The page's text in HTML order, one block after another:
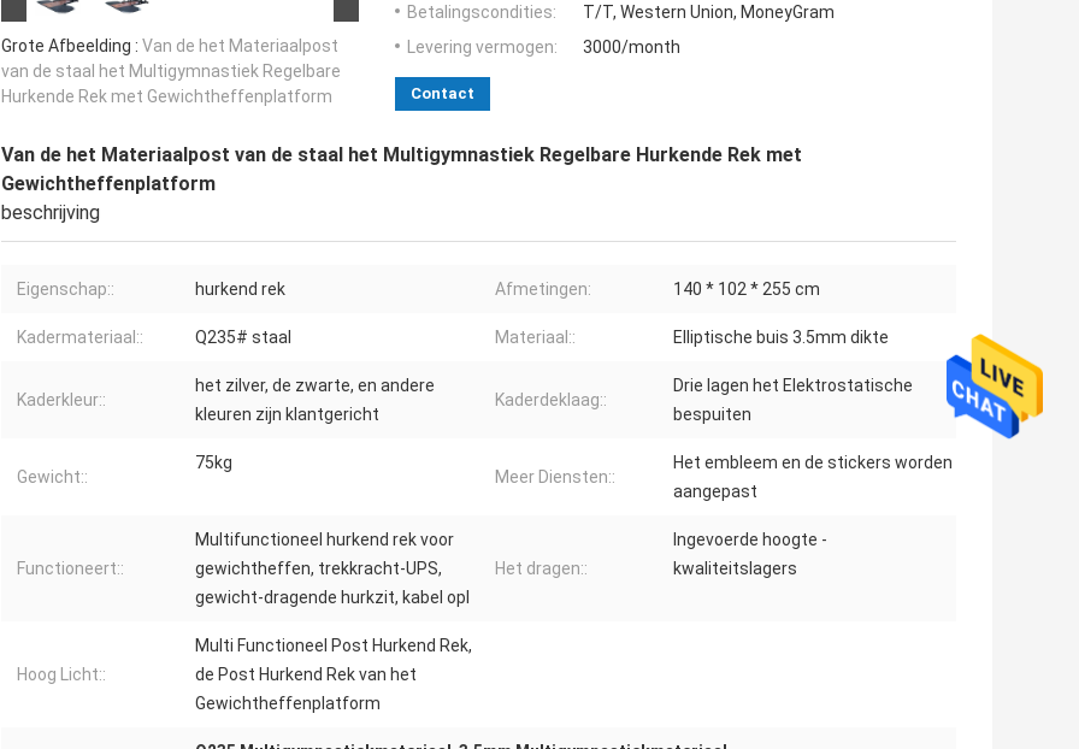
Grote Afbeelding : Van de het Materiaalpost
van de staal het Multigymnastiek Regelbare
Hurkende Rek met Gewichtheffenplatform
Betalingscondities:
T/T, Western Union, MoneyGram
Levering vermogen:
3000/month
Contact
Van de het Materiaalpost van de staal het Multigymnastiek Regelbare Hurkende Rek met
Gewichtheffenplatform
beschrijving
Eigenschap:: hurkend rek Afmetingen: 140 * 102 * 255 cm
Kadermateriaal:: Q235# staal Materiaal:: Elliptische buis 3.5mm dikte
Kaderkleur::
het zilver, de zwarte, en andere
kleuren zijn klantgericht
Kaderdeklaag::
Drie lagen het Elektrostatische
bespuiten
Gewicht::
75kg
Meer Diensten::
Het embleem en de stickers worden
aangepast
Functioneert::
Multifunctioneel hurkend rek voor
gewichtheffen, trekkracht-UPS,
gewicht-dragende hurkzit, kabel opl
Het dragen::
Ingevoerde hoogte -
kwaliteitslagers
Hoog Licht::
Multi Functioneel Post Hurkend Rek,
de Post Hurkend Rek van het
Gewichtheffenplatform